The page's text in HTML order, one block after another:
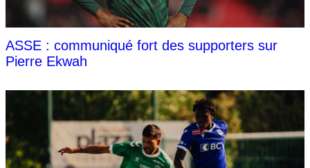
ASSE : communiqué fort des supporters sur
Pierre Ekwah